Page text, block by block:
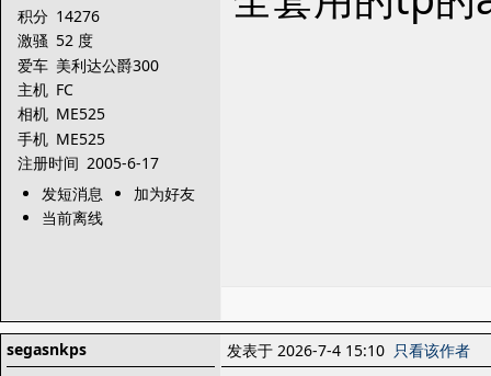
积分 14276
激骚 52 度
爱车 美利达公爵300
主机 FC
相机 ME525
手机 ME525
注册时间 2005-6-17
发短消息
加为好友
当前离线
segasnkps
发表于 2026-7-4 15:10 只看该作者